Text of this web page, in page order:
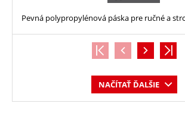
Pevná polypropylénová páska pre ručné a
NAČÍTAŤ ĎALŠIE